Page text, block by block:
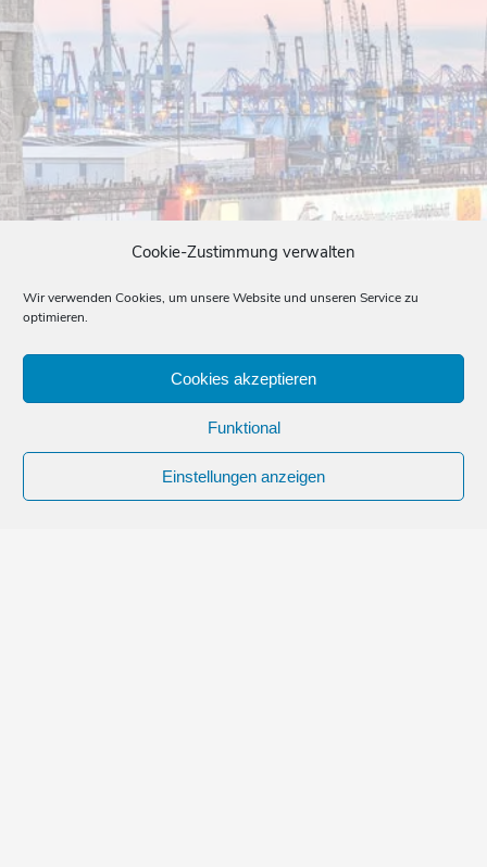
Cookie-Zustimmung verwalten
Wir verwenden Cookies, um unsere Website und unseren Service zu
optimieren.
Cookies akzeptieren
Funktional
Einstellungen anzeigen